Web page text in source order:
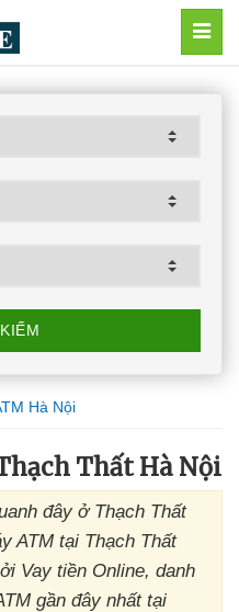
Hà Nội
Thất Hà Nội
đây ở Thạch Thất
ATM tại Thạch Thất
Vay tiền Online, danh
gần đây nhất tại